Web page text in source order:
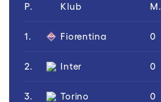
P. Klub M.
1. Fiorentina 0
2. Inter 0
3. Torino 0